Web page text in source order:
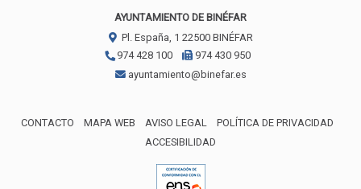
AYUNTAMIENTO DE BINÉFAR
Pl. España, 1 22500 BINÉFAR
974 428 100
974 430 950
ayuntamiento@binefar.es
CONTACTO MAPA WEB AVISO LEGAL
POLÍTICA DE PRIVACIDAD
ACCESIBILIDAD